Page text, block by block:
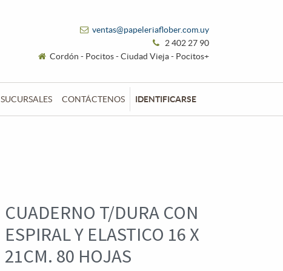
ventas@papeleriaflober.com.uy
2 402 27 90
Cordón - Pocitos - Ciudad Vieja - Pocitos+
SUCURSALES CONTÁCTENOS IDENTIFICARSE
CUADERNO T/DURA CON
ESPIRAL Y ELASTICO 16 X
21CM. 80 HOJAS